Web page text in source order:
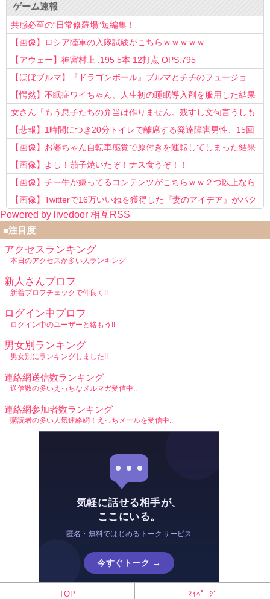
ゲーム速報
共感必至の“日常修羅場”短編集！
【画像】ロシア陸軍の入隊試験がこちらｗｗｗｗｗ
【アウェー】神宮村上 .195 5本 12打点 OPS.795
【ほぼブルマ】『ドラゴンボール』ブルマとチチのフュージョ
ン、クッソ可愛すぎるwwwwwww
【愕然】不眠症ワイちゃん、人生初の睡眠導入剤を服用した結果
ｗｗｗｗ
女さん「もう息子たちの弁当は作りません。残すし文句言うしも
う知らない！」
【悲報】1時間につき20分トイレで離席する発達障害男性、15回
以上転職を重ねてしまう
【画像】お婆ちゃん自転車感覚で原付きを運転してしまった結果
www
【画像】よし！茄子焼いたぞ！ナス食うぞ！！
【画像】チー牛が嫌ってるコンテンツがこちらｗｗ２つ以上なら
確定ｗｗ
【画像】Twitterで16万いいねを獲得した『妻のアイデア』がパク
リで草www
Powered by livedoor 相互RSS
■注目度
アクセスランキング
本日のアクセスが多い人ランキング
新人さんプロフ
新着プロフチェックで仲良く!!
ログイン中プロフ
ログイン中のユーザーと絡もう!!
男女別ランキング
男女別にランキングしました!!
連絡網送信数ランキング
送信数の多いえっちなメルマガ受信中..
連絡網参加者数ランキング
購読者の多い人気連絡網！えっちメールを受信中..
気軽に話せる相手が、
ここにいる。
匿名・無料ではじめるトークサービス
今すぐトーク →
TOP ﾏｲﾍﾟｰｼﾞ